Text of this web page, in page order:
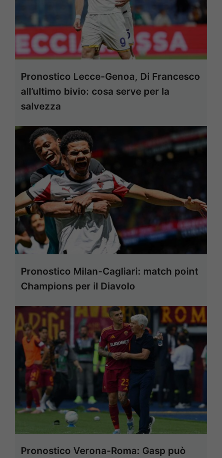
Pronostico Lecce-Genoa, Di Francesco
all’ultimo bivio: cosa serve per la
salvezza
Pronostico Milan-Cagliari: match point
Champions per il Diavolo
Pronostico Verona-Roma: Gasp può